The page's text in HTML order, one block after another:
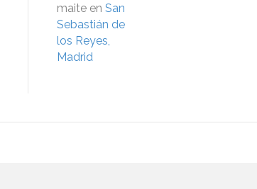
maite en San
Sebastián de
los Reyes,
Madrid